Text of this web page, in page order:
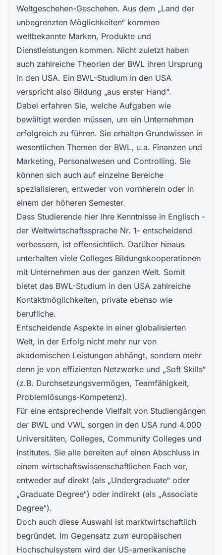
Weltgeschehen-Geschehen. Aus dem „Land der
unbegrenzten Möglichkeiten“ kommen
weltbekannte Marken, Produkte und
Dienstleistungen kommen. Nicht zuletzt haben
auch zahlreiche Theorien der BWL ihren Ursprung
in den USA. Ein BWL-Studium in den USA
verspricht also Bildung „aus erster Hand“.
Dabei erfahren Sie, welche Aufgaben wie
bewältigt werden müssen, um ein Unternehmen
erfolgreich zu führen. Sie erhalten Grundwissen in
wesentlichen Themen der BWL, u.a. Finanzen und
Marketing, Personalwesen und Controlling. Sie
können sich auch auf einzelne Bereiche
spezialisieren, entweder von vornherein oder in
einem der höheren Semester.
Dass Studierende hier Ihre Kenntnisse in Englisch -
der Weltwirtschaftssprache Nr. 1- entscheidend
verbessern, ist offensichtlich. Darüber hinaus
unterhalten viele Colleges Bildungskooperationen
mit Unternehmen aus der ganzen Welt. Somit
bietet das BWL-Studium in den USA zahlreiche
Kontaktmöglichkeiten, private ebenso wie
berufliche.
Entscheidende Aspekte in einer globalisierten
Welt, in der Erfolg nicht mehr nur von
akademischen Leistungen abhängt, sondern mehr
denn je von effizienten Netzwerke und „Soft Skills“
(z.B. Durchsetzungsvermögen, Teamfähigkeit,
Problemlösungs-Kompetenz).
Für eine entsprechende Vielfalt von Studiengängen
der BWL und VWL sorgen in den USA rund 4.000
Universitäten, Colleges, Community Colleges und
Institutes. Sie alle bereiten auf einen Abschluss in
einem wirtschaftswissenschaftlichen Fach vor,
entweder auf direkt (als „Undergraduate“ oder
„Graduate Degree“) oder indirekt (als „Associate
Degree“).
Doch auch diese Auswahl ist marktwirtschaftlich
begründet. Im Gegensatz zum europäischen
Hochschulsystem wird der US-amerikanische